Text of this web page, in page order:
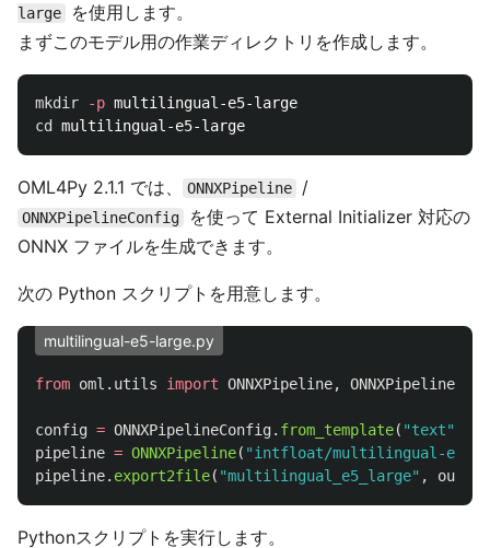
large
を使用します。
まずこのモデル用の作業ディレクトリを作成します。
mkdir -p
cd
OML4Py 2.1.1 では、 ONNXPipeline /
ONNXPipelineConfig
を使って External Initializer 対応の
ONNX ファイルを生成できます。
次の Python スクリプトを用意します。
multilingual-e5-large.py
from oml.utils import ONNXPipeline,
config = ONNXPipelineConfig. from_template( "text"
pipeline = ONNXPipeline( "intfloat/multilingual-e5-
pipeline. export2file( "multilingual_e5_large" ,
Pythonスクリプトを実行します。